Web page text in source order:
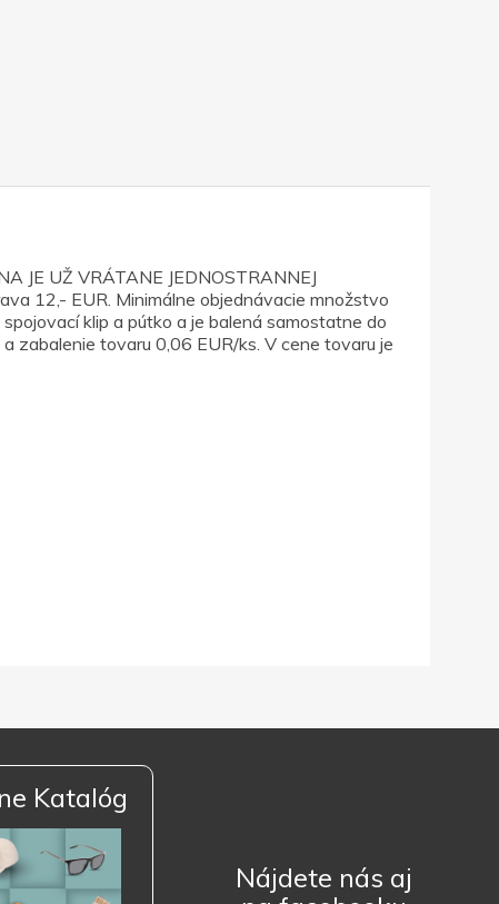
JE UŽ VRÁTANE JEDNOSTRANNEJ
12,- EUR. Minimálne objednávacie množstvo
klip a pútko a je balená samostatne do
zabalenie tovaru 0,06 EUR/ks. V cene tovaru je
Katalóg
Nájdete nás aj